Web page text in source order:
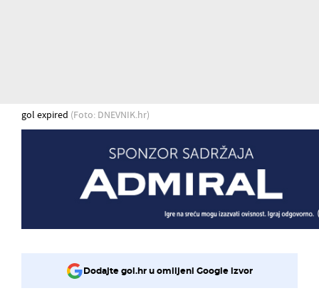
gol expired (Foto: DNEVNIK.hr)
Dodajte gol.hr u omiljeni Google izvor